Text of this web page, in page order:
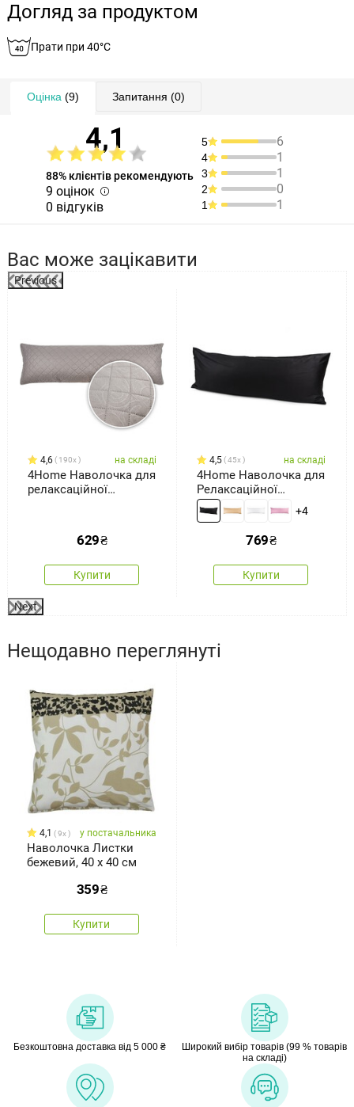
Догляд за продуктом
Прати при 40°C
Оцінка (9) Запитання (0)
4,1
88% клієнтів рекомендують
9 оцінок
0 відгуків
5 6
4 1
3 1
2 0
1 1
Вас може зацікавити
Previous
4,6 190x на складі
4Home Наволочка для
релаксаційної
629₴
Купити
4,5 45x на складі
4Home Наволочка для
Релаксаційної
подушки -обіймашки
сатин чорний, 50 x 150
+4
769₴
Купити
Next
Нещодавно переглянуті
4,1 9x у постачальника
Наволочка Листки
бежевий, 40 x 40 см
359₴
Купити
Безкоштовна доставка від 5 000 ₴
Широкий вибір товарів (99 % товарів
на складі)